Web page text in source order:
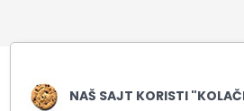
NAŠ SAJT KORISTI